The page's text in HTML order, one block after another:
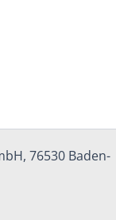
76530 Baden-